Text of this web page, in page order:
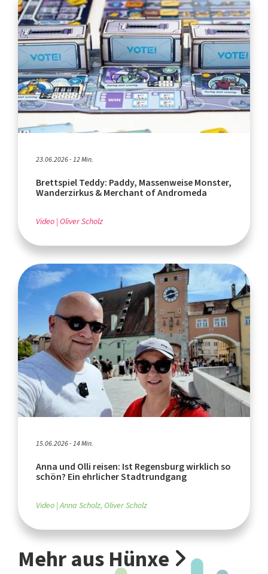
23.06.2026 - 12 Min.
Brettspiel Teddy: Paddy, Massenweise Monster,
Wanderzirkus & Merchant of Andromeda
Video Oliver Scholz
15.06.2026 - 14 Min.
Anna und Olli reisen: Ist Regensburg wirklich so
schön? Ein ehrlicher Stadtrundgang
Video Anna Scholz, Oliver Scholz
Mehr aus Hünxe